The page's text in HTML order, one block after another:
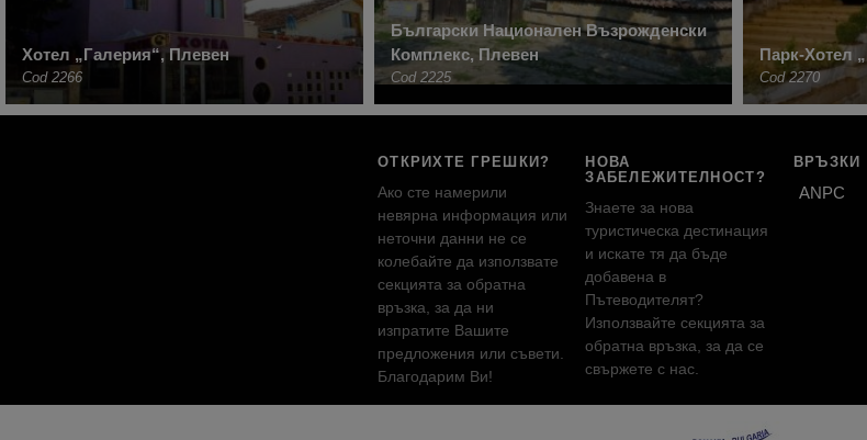
Хотел „Галерия“, Плевен
Cod 2266
Български Национален Възрожденски
Комплекс, Плевен
Cod 2225
Парк-Хотел
Cod 2270
ОТКРИХТЕ ГРЕШКИ?
Ако сте намерили
невярна информация или
неточни данни не се
колебайте да използвате
секцията за обратна
връзка, за да ни
изпратите Вашите
предложения или съвети.
Благодарим Ви!
НОВА
ЗАБЕЛЕЖИТЕЛНОСТ?
Знаете за нова
туристическа дестинация
и искате тя да бъде
добавена в
Пътеводителят?
Използвайте секцията за
обратна връзка, за да се
свържете с нас.
ВРЪЗКИ
ANPC